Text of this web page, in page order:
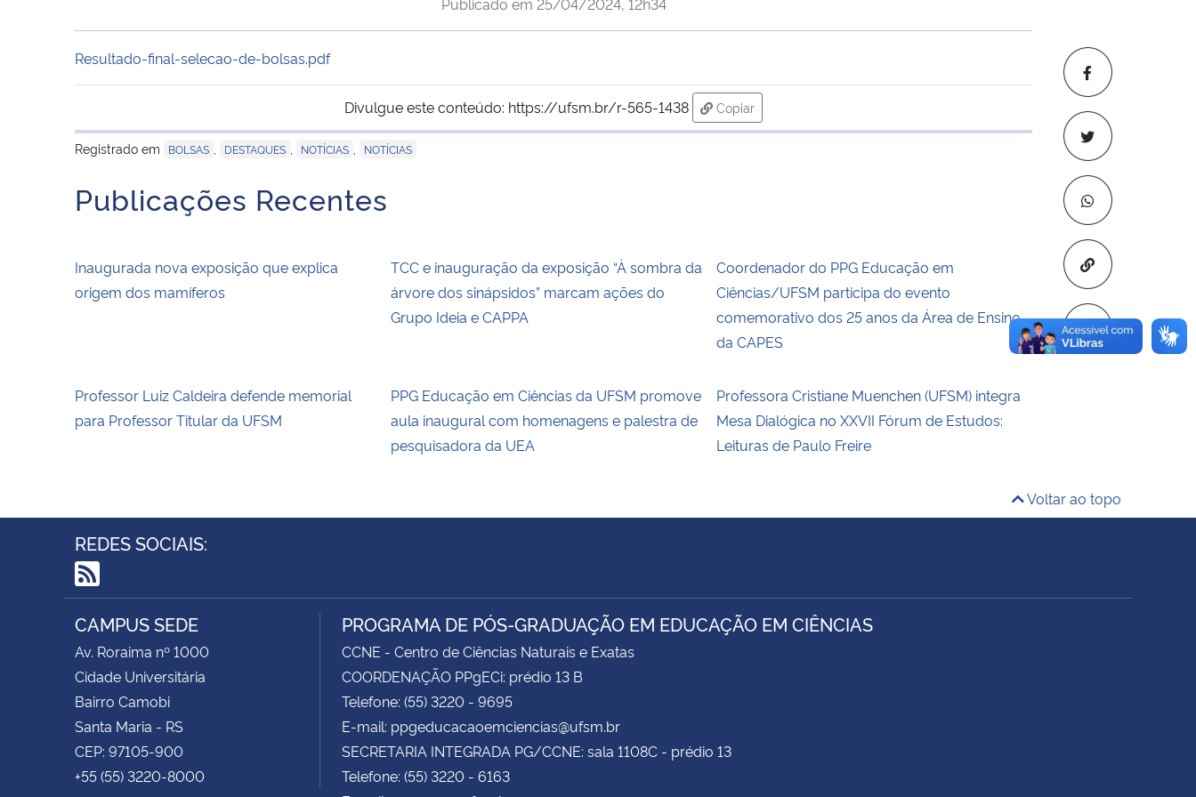
Copiar para
Resultado-final-selecao-de-bolsas.pdf
Divulgue este conteúdo: https://ufsm.br/r-565-1438
Copiar
para área de transferência
Registrado em
BOLSAS DESTAQUES NOTÍCIAS NOTÍCIAS
Publicações Recentes
Inaugurada nova exposição que explica
origem dos mamíferos
TCC e inauguração da exposição “À sombra da
árvore dos sinápsidos” marcam ações do
Grupo Ideia e CAPPA
Coordenador do PPG Educação em
Ciências/UFSM participa do evento
comemorativo dos 25 anos da Área de Ensino
da CAPES
Professor Luiz Caldeira defende memorial
para Professor Titular da UFSM
PPG Educação em Ciências da UFSM promove
aula inaugural com homenagens e palestra de
pesquisadora da UEA
Professora Cristiane Muenchen (UFSM) integra
Mesa Dialógica no XXVII Fórum de Estudos:
Leituras de Paulo Freire
Voltar ao topo
REDES SOCIAIS:
RSS
CAMPUS SEDE
Av. Roraima nº 1000
Cidade Universitária
Bairro Camobi
Santa Maria - RS
CEP: 97105-900
+55 (55) 3220-8000
PROGRAMA DE PÓS-GRADUAÇÃO EM EDUCAÇÃO EM CIÊNCIAS
CCNE - Centro de Ciências Naturais e Exatas
COORDENAÇÃO PPgECi: prédio 13 B
Telefone: (55) 3220 - 9695
E-mail: ppgeducacaoemciencias@ufsm.br
SECRETARIA INTEGRADA PG/CCNE: sala 1108C - prédio 13
Telefone: (55) 3220 - 6163